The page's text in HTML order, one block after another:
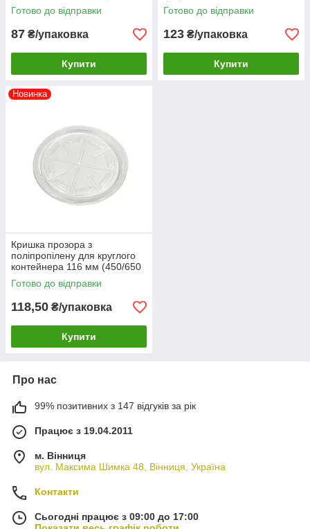
Готово до відправки
87 ₴/упаковка
Купити
Готово до відправки
123 ₴/упаковка
Купити
Новинка
Кришка прозора з
поліпропілену для круглого
контейнера 116 мм (450/650
мл) 500 шт
Готово до відправки
118,50 ₴/упаковка
Купити
Про нас
99% позитивних з 147 відгуків за рік
Працює з 19.04.2011
м. Вінниця
вул. Максима Шимка 48, Вінниця, Україна
Контакти
Сьогодні працює з 09:00 до 17:00